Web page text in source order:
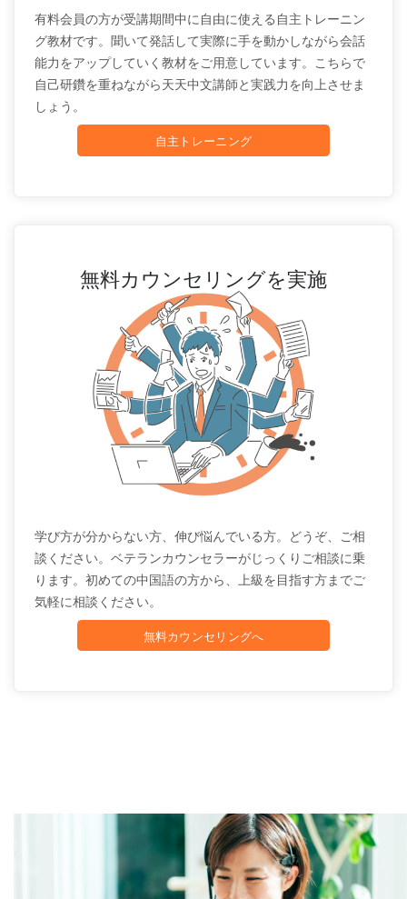
有料会員の方が受講期間中に自由に使える自主トレーニン
グ教材です。聞いて発話して実際に手を動かしながら会話
能力をアップしていく教材をご用意しています。こちらで
自己研鑽を重ねながら天天中文講師と実践力を向上させま
しょう。
自主トレーニング
無料カウンセリングを実施
学び方が分からない方、伸び悩んでいる方。どうぞ、ご相
談ください。ベテランカウンセラーがじっくりご相談に乗
ります。初めての中国語の方から、上級を目指す方までご
気軽に相談ください。
無料カウンセリングへ